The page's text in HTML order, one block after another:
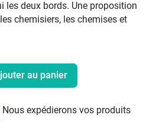
les deux bords. Une proposition
chemisiers, les chemises et
au panier
Nous expédierons vos produits